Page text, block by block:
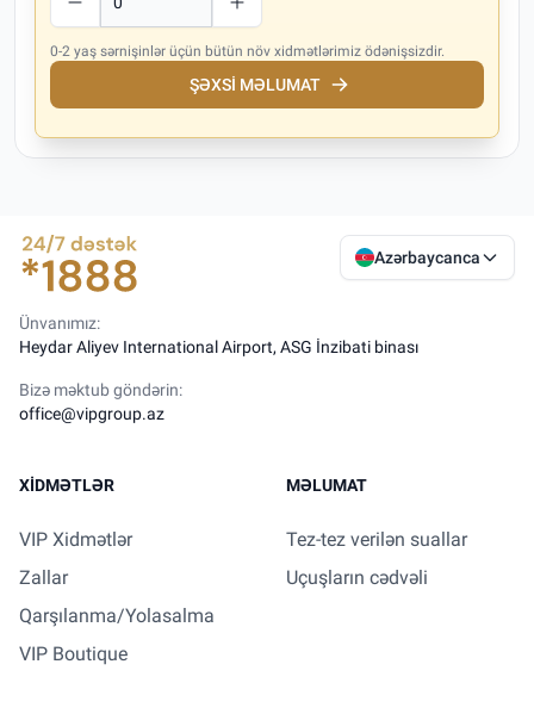
0-2 yaş sərnişinlər üçün bütün növ xidmətlərimiz ödənişsizdir.
ŞƏXSI MƏLUMAT
Azərbaycanca
Ünvanımız:
Heydar Aliyev International Airport, ASG İnzibati binası
Bizə məktub göndərin:
office@vipgroup.az
XIDMƏTLƏR
VIP Xidmətlər
Zallar
Qarşılanma/Yolasalma
VIP Boutique
MƏLUMAT
Tez-tez verilən suallar
Uçuşların cədvəli